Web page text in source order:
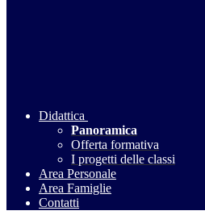
Didattica
Panoramica
Offerta formativa
I progetti delle classi
Area Personale
Area Famiglie
Contatti